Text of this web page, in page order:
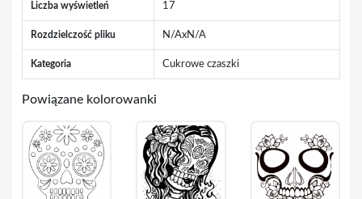
Liczba wyświetleń 17
Rozdzielczość pliku N/AxN/A
Kategoria Cukrowe czaszki
Powiązane kolorowanki